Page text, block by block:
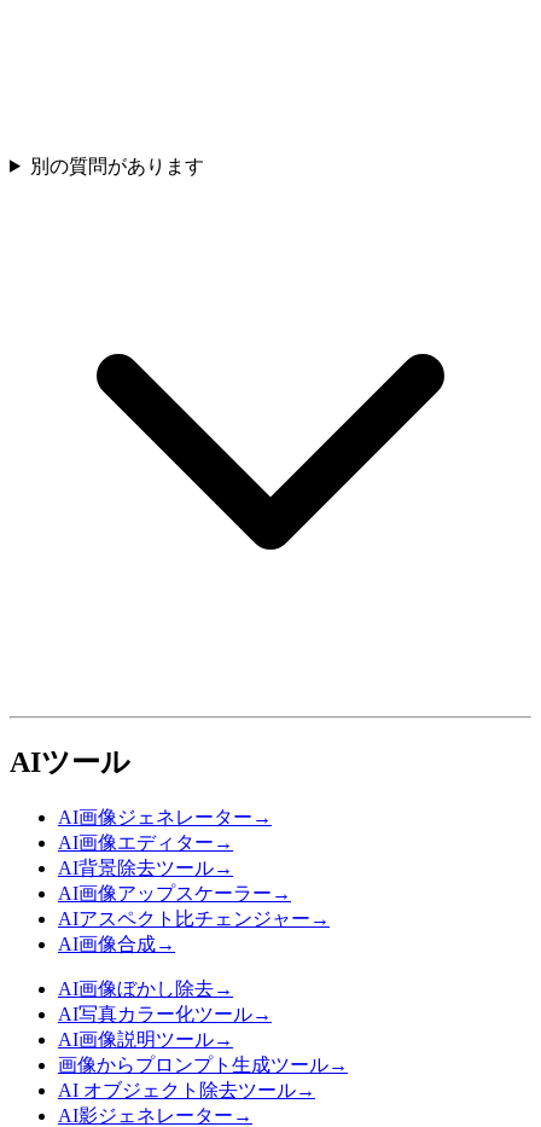
別の質問があります
AIツール
AI画像ジェネレーター →
AI画像エディター →
AI背景除去ツール→
AI画像アップスケーラー →
AIアスペクト比チェンジャー →
AI画像合成→
AI画像ぼかし除去→
AI写真カラー化ツール→
AI画像説明ツール→
画像からプロンプト生成ツール→
AI オブジェクト除去ツール→
AI影ジェネレーター →